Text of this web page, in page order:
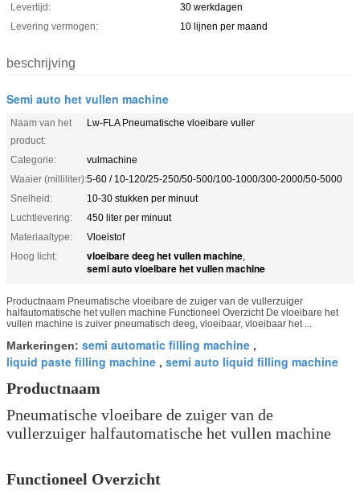
Levertijd:
30 werkdagen
Levering vermogen:
10 lijnen per maand
beschrijving
Semi auto het vullen machine
Naam van het
product:
Lw-FLA Pneumatische vloeibare vuller
Categorie:
vulmachine
Waaier (milliliter):5-60 / 10-120/25-250/50-500/100-1000/300-2000/50-5000
Snelheid:
10-30 stukken per minuut
Luchtlevering:
450 liter per minuut
Materiaaltype:
Vloeistof
Hoog licht:
vloeibare deeg het vullen machine,
semi auto vloeibare het vullen machine
Productnaam Pneumatische vloeibare de zuiger van de vullerzuiger
halfautomatische het vullen machine Functioneel Overzicht De vloeibare het
vullen machine is zuiver pneumatisch deeg, vloeibaar, vloeibaar het ...
Markeringen: semi automatic filling machine ,
liquid paste filling machine , semi auto liquid filling machine
Productnaam
Pneumatische vloeibare de zuiger van de
vullerzuiger halfautomatische het vullen machine
Functioneel Overzicht